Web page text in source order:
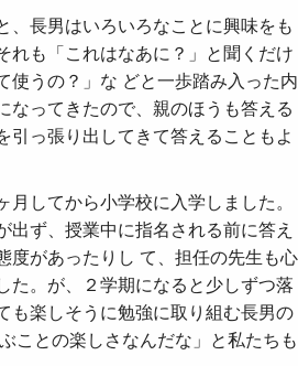
、長男はいろいろなことに興味をも
れも「これはなあに？」と聞くだけ
使うの？」な どと一歩踏み入った内
なってきたので、親のほうも答える
引っ張り出してきて答えることもよ
月してから小学校に入学しました。
出ず、授業中に指名される前に答え
度があったりし て、担任の先生も心
た。が、２学期になると少しずつ落
も楽しそうに勉強に取り組む長男の
ことの楽しさなんだな」と私たちも